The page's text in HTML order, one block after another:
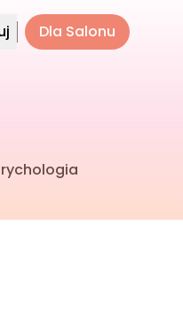
Dla Salonu